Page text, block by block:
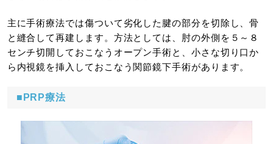
主に手術療法では傷ついて劣化した腱の部分を切除し、骨
と縫合して再建します。方法としては、肘の外側を５～８
センチ切開しておこなうオープン手術と、小さな切り口か
ら内視鏡を挿入しておこなう関節鏡下手術があります。
■PRP療法